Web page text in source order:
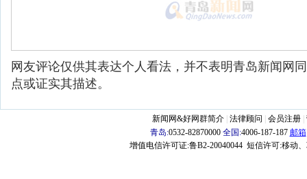
网友评论仅供其表达个人看法，并不表明青岛新闻网
点或证实其描述。